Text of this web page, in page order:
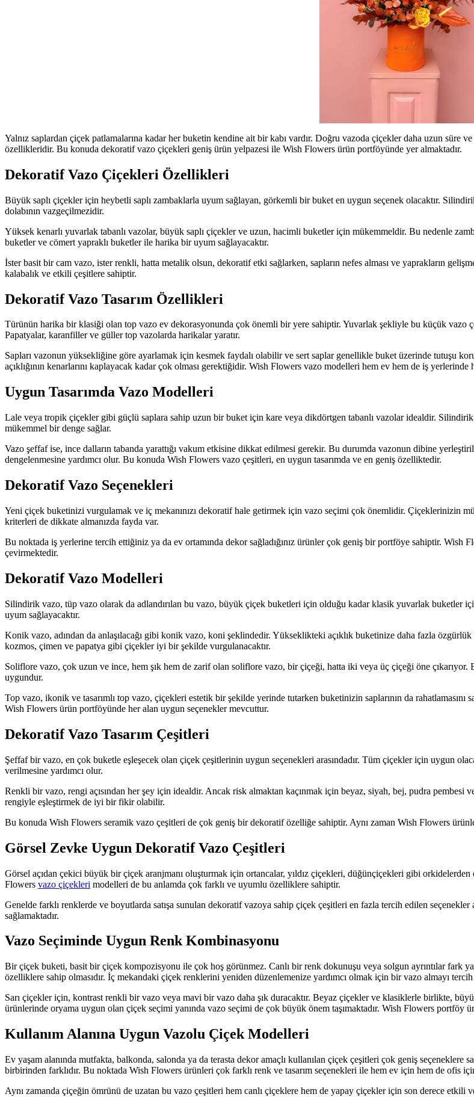
Yalnız saplardan çiçek patlamalarına kadar her buketin kendine ait bir kabı vardır. Doğru vazoda çiçekler daha uzun süre
özellikleridir. Bu konuda dekoratif vazo çiçekleri geniş ürün yelpazesi ile Wish Flowers ürün portföyünde yer almaktadır.
Dekoratif Vazo Çiçekleri Özellikleri
Büyük saplı çiçekler için heybetli saplı zambaklarla uyum sağlayan, görkemli bir buket en uygun seçenek olacaktır.
dolabının vazgeçilmezidir.
Yüksek kenarlı yuvarlak tabanlı vazolar, büyük saplı çiçekler ve uzun, hacimli buketler için mükemmeldir. Bu nedenle
buketler ve cömert yapraklı buketler ile harika bir uyum sağlayacaktır.
İster basit bir cam vazo, ister renkli, hatta metalik olsun, dekoratif etki sağlarken, sapların nefes alması ve yaprakların
kalabalık ve etkili çeşitlere sahiptir.
Dekoratif Vazo Tasarım Özellikleri
Türünün harika bir klasiği olan top vazo ev dekorasyonunda çok önemli bir yere sahiptir. Yuvarlak şekliyle bu küçük vazo
Papatyalar, karanfiller ve güller top vazolarda harikalar yaratır.
Sapları vazonun yüksekliğine göre ayarlamak için kesmek faydalı olabilir ve sert saplar genellikle buket üzerinde tutuşu
açıklığının kenarlarını kaplayacak kadar çok olması gerektiğidir. Wish Flowers vazo modelleri hem ev hem de iş yerlerinde
Uygun Tasarımda Vazo Modelleri
Lale veya tropik çiçekler gibi güçlü saplara sahip uzun bir buket için kare veya dikdörtgen tabanlı vazolar idealdir.
mükemmel bir denge sağlar.
Vazo şeffaf ise, ince dalların tabanda yarattığı vakum etkisine dikkat edilmesi gerekir. Bu durumda vazonun dibine
dengelenmesine yardımcı olur. Bu konuda Wish Flowers vazo çeşitleri, en uygun tasarımda ve en geniş özelliktedir.
Dekoratif Vazo Seçenekleri
Yeni çiçek buketinizi vurgulamak ve iç mekanınızı dekoratif hale getirmek için vazo seçimi çok önemlidir. Çiçeklerinizin
kriterleri de dikkate almanızda fayda var.
Bu noktada iş yerlerine tercih ettiğiniz ya da ev ortamında dekor sağladığınız ürünler çok geniş bir portföye sahiptir. Wish
çevirmektedir.
Dekoratif Vazo Modelleri
Silindirik vazo, tüp vazo olarak da adlandırılan bu vazo, büyük çiçek buketleri için olduğu kadar klasik yuvarlak buketler
uyum sağlayacaktır.
Konik vazo, adından da anlaşılacağı gibi konik vazo, koni şeklindedir. Yükseklikteki açıklık buketinize daha fazla
kozmos, çimen ve papatya gibi çiçekler iyi bir şekilde vurgulanacaktır.
Soliflore vazo, çok uzun ve ince, hem şık hem de zarif olan soliflore vazo, bir çiçeği, hatta iki veya üç çiçeği öne
uygundur.
Top vazo, ikonik ve tasarımlı top vazo, çiçekleri estetik bir şekilde yerinde tutarken buketinizin saplarının da
Wish Flowers ürün portföyünde her alan uygun seçenekler mevcuttur.
Dekoratif Vazo Tasarım Çeşitleri
Şeffaf bir vazo, en çok buketle eşleşecek olan çiçek çeşitlerinin uygun seçenekleri arasındadır. Tüm çiçekler için uygun
verilmesine yardımcı olur.
Renkli bir vazo, rengi açısından her şey için idealdir. Ancak risk almaktan kaçınmak için beyaz, siyah, bej, pudra
rengiyle eşleştirmek de iyi bir fikir olabilir.
Bu konuda Wish Flowers seramik vazo çeşitleri de çok geniş bir dekoratif özelliğe sahiptir. Aynı zaman Wish Flowers
Görsel Zevke Uygun Dekoratif Vazo Çeşitleri
Görsel açıdan çekici büyük bir çiçek aranjmanı oluşturmak için ortancalar, yıldız çiçekleri, düğünçiçekleri gibi
Flowers vazo çiçekleri modelleri de bu anlamda çok farklı ve uyumlu özelliklere sahiptir.
Genelde farklı renklerde ve boyutlarda satışa sunulan dekoratif vazoya sahip çiçek çeşitleri en fazla tercih edilen
sağlamaktadır.
Vazo Seçiminde Uygun Renk Kombinasyonu
Bir çiçek buketi, basit bir çiçek kompozisyonu ile çok hoş görünmez. Canlı bir renk dokunuşu veya solgun ayrıntılar fark
özelliklere sahip olmasıdır. İç mekandaki çiçek renklerini yeniden düzenlemenize yardımcı olmak için bir vazo almayı
Sarı çiçekler için, kontrast renkli bir vazo veya mavi bir vazo daha şık duracaktır. Beyaz çiçekler ve klasiklerle birlikte,
ürünlerinde oryama uygun olan çiçek seçimi yanında vazo seçimi de çok büyük önem taşımaktadır. Wish Flowers
Kullanım Alanına Uygun Vazolu Çiçek Modelleri
Ev yaşam alanında mutfakta, balkonda, salonda ya da terasta dekor amaçlı kullanılan çiçek çeşitleri çok geniş seçeneklere
birbirinden farklıdır. Bu noktada Wish Flowers ürünleri çok farklı renk ve tasarım seçenekleri ile hem ev için hem de ofis
Aynı zamanda çiçeğin ömrünü de uzatan bu vazo çeşitleri hem canlı çiçeklere hem de yapay çiçekler için son derece etkili